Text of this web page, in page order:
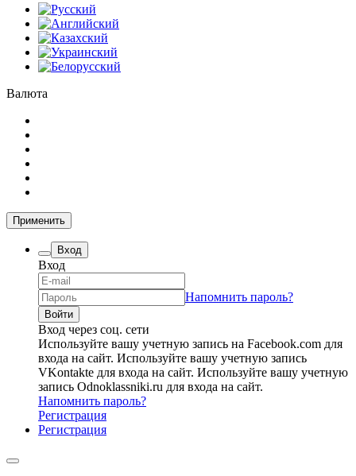
Валюта
Применить
Вход
Вход
Напомнить пароль?
Вход через соц. сети
Используйте вашу учетную запись на Facebook.com для
входа на сайт. Используйте вашу учетную запись
VKontakte для входа на сайт. Используйте вашу учетную
запись Odnoklassniki.ru для входа на сайт.
Напомнить пароль?
Регистрация
Регистрация